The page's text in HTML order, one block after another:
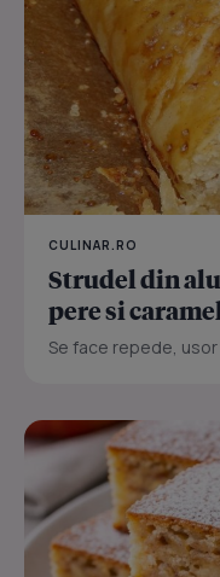
CULINAR.RO
Strudel din
pere si
Se face repede,